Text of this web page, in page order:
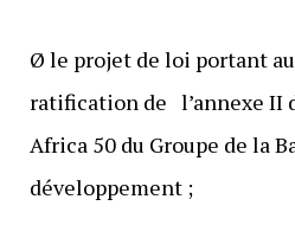
Ø le projet de loi portant
ratification de l’annexe II
Africa 50 du Groupe de la
développement ;